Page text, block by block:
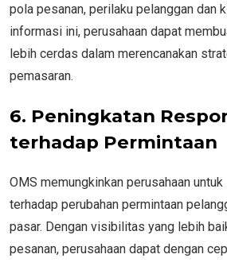
pola pesanan, perilaku pelanggan dan
informasi ini, perusahaan dapat
lebih cerdas dalam merencanakan
pemasaran.
6. Peningkatan
terhadap Permintaan
OMS memungkinkan perusahaan
terhadap perubahan permintaan
pasar. Dengan visibilitas yang lebih
pesanan, perusahaan dapat dengan